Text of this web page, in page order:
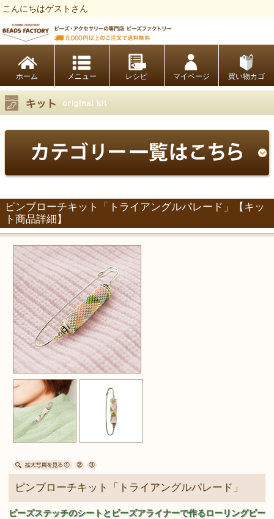
こんにちはゲストさん
ホーム レシピ マイページ 買い物カゴ
ピンブローチキット「トライアングルパレード」【キッ
ト商品詳細】
ピンブローチキット「トライアングルパレード」
ビーズステッチのシートとビーズアライナーで作るローリングビー